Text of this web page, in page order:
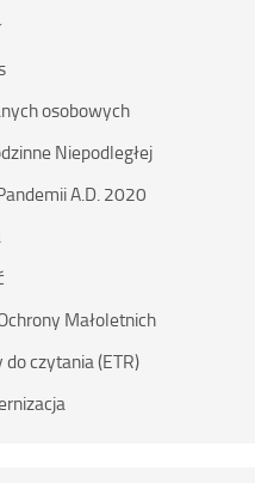
osobowych
Niepodległej
A.D. 2020
Małoletnich
do czytania (ETR)